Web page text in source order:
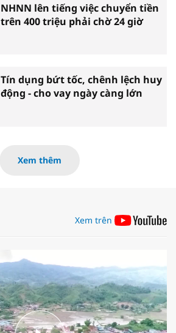
NHNN lên tiếng việc chuyển tiền
trên 400 triệu phải chờ 24 giờ
Tín dụng bứt tốc, chênh lệch huy
động - cho vay ngày càng lớn
Xem thêm
Xem trên